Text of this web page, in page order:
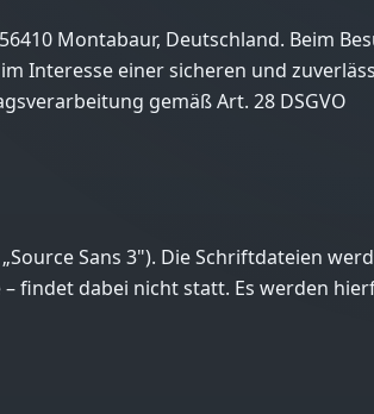
Montabaur, Deutschland. Beim
Interesse einer sicheren und
gemäß Art. 28 DSGVO
Sans 3"). Die Schriftdateien
findet dabei nicht statt. Es werden